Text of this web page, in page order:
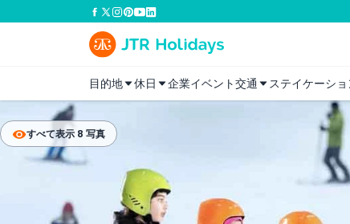
目的地 休日 企業イベント交通 ステイケーショ
すべて表示 8 写真